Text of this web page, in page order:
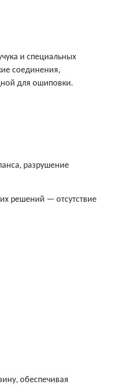
и специальных
соединения,
для ошиповки.
разрушение
решений — отсутствие
обеспечивая